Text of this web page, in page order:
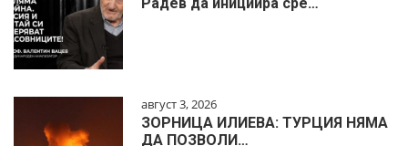
август 3, 2026
ЗОРНИЦА ИЛИЕВА: ТУРЦИЯ НЯМА
ДА ПОЗВОЛИ…